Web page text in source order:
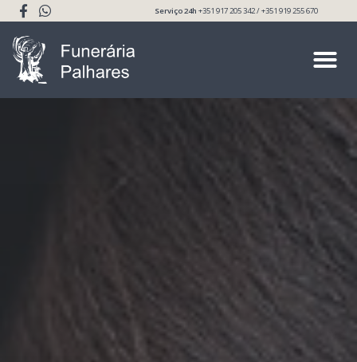
Serviço 24h+351 917 205 342 / +351 919 255 670